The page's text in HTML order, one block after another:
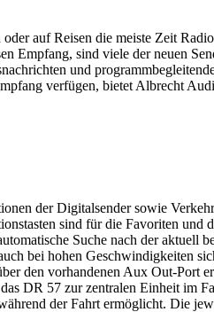
auf Reisen die meiste Zeit
Empfang, sind viele der neuen
und
verfügen, bietet Albrecht
der Digitalsender sowie
sind für die Favoriten
Suche nach der aktuell
bei hohen Geschwindigkeiten
den vorhandenen Aux Out-
DR 57 zur zentralen Einheit im
der Fahrt ermöglicht. Die